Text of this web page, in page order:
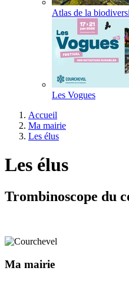
Atlas de la
Les Vogues
Accueil
Ma mairie
Les élus
Les élus
Trombinoscope du
Ma mairie